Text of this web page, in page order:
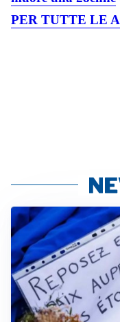
PER TUTTE LE